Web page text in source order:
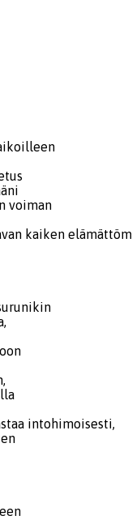
voiman
kaiken
intohimoisesti,